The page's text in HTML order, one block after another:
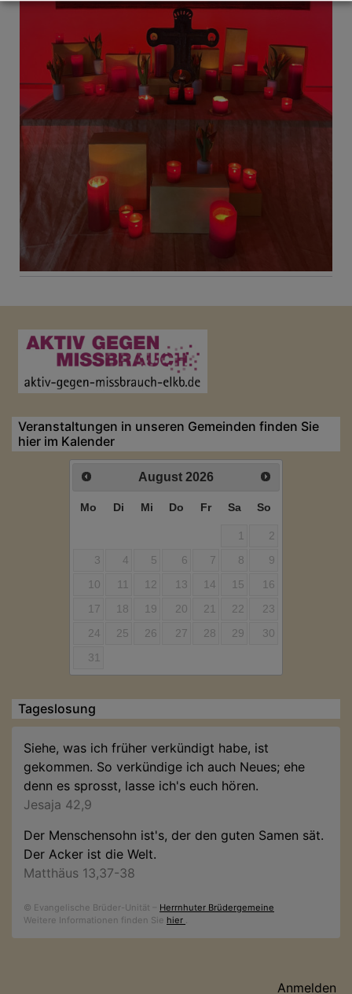
Veranstaltungen in unseren Gemeinden finden Sie
hier im Kalender
August 2026
Mo Di Mi Do Fr Sa So
1
2
3
4 5 6 7 8
9
10
11 12 13 14 15
16
17
18 19 20 21 22
23
24
25 26 27 28 29
30
31
Tageslosung
Siehe, was ich früher verkündigt habe, ist
gekommen. So verkündige ich auch Neues; ehe
denn es sprosst, lasse ich's euch hören.
Jesaja 42,9
Der Menschensohn ist's, der den guten Samen sät.
Der Acker ist die Welt.
Matthäus 13,37-38
© Evangelische Brüder-Unität – Herrnhuter Brüdergemeine
Weitere Informationen finden Sie hier .
Anmelden